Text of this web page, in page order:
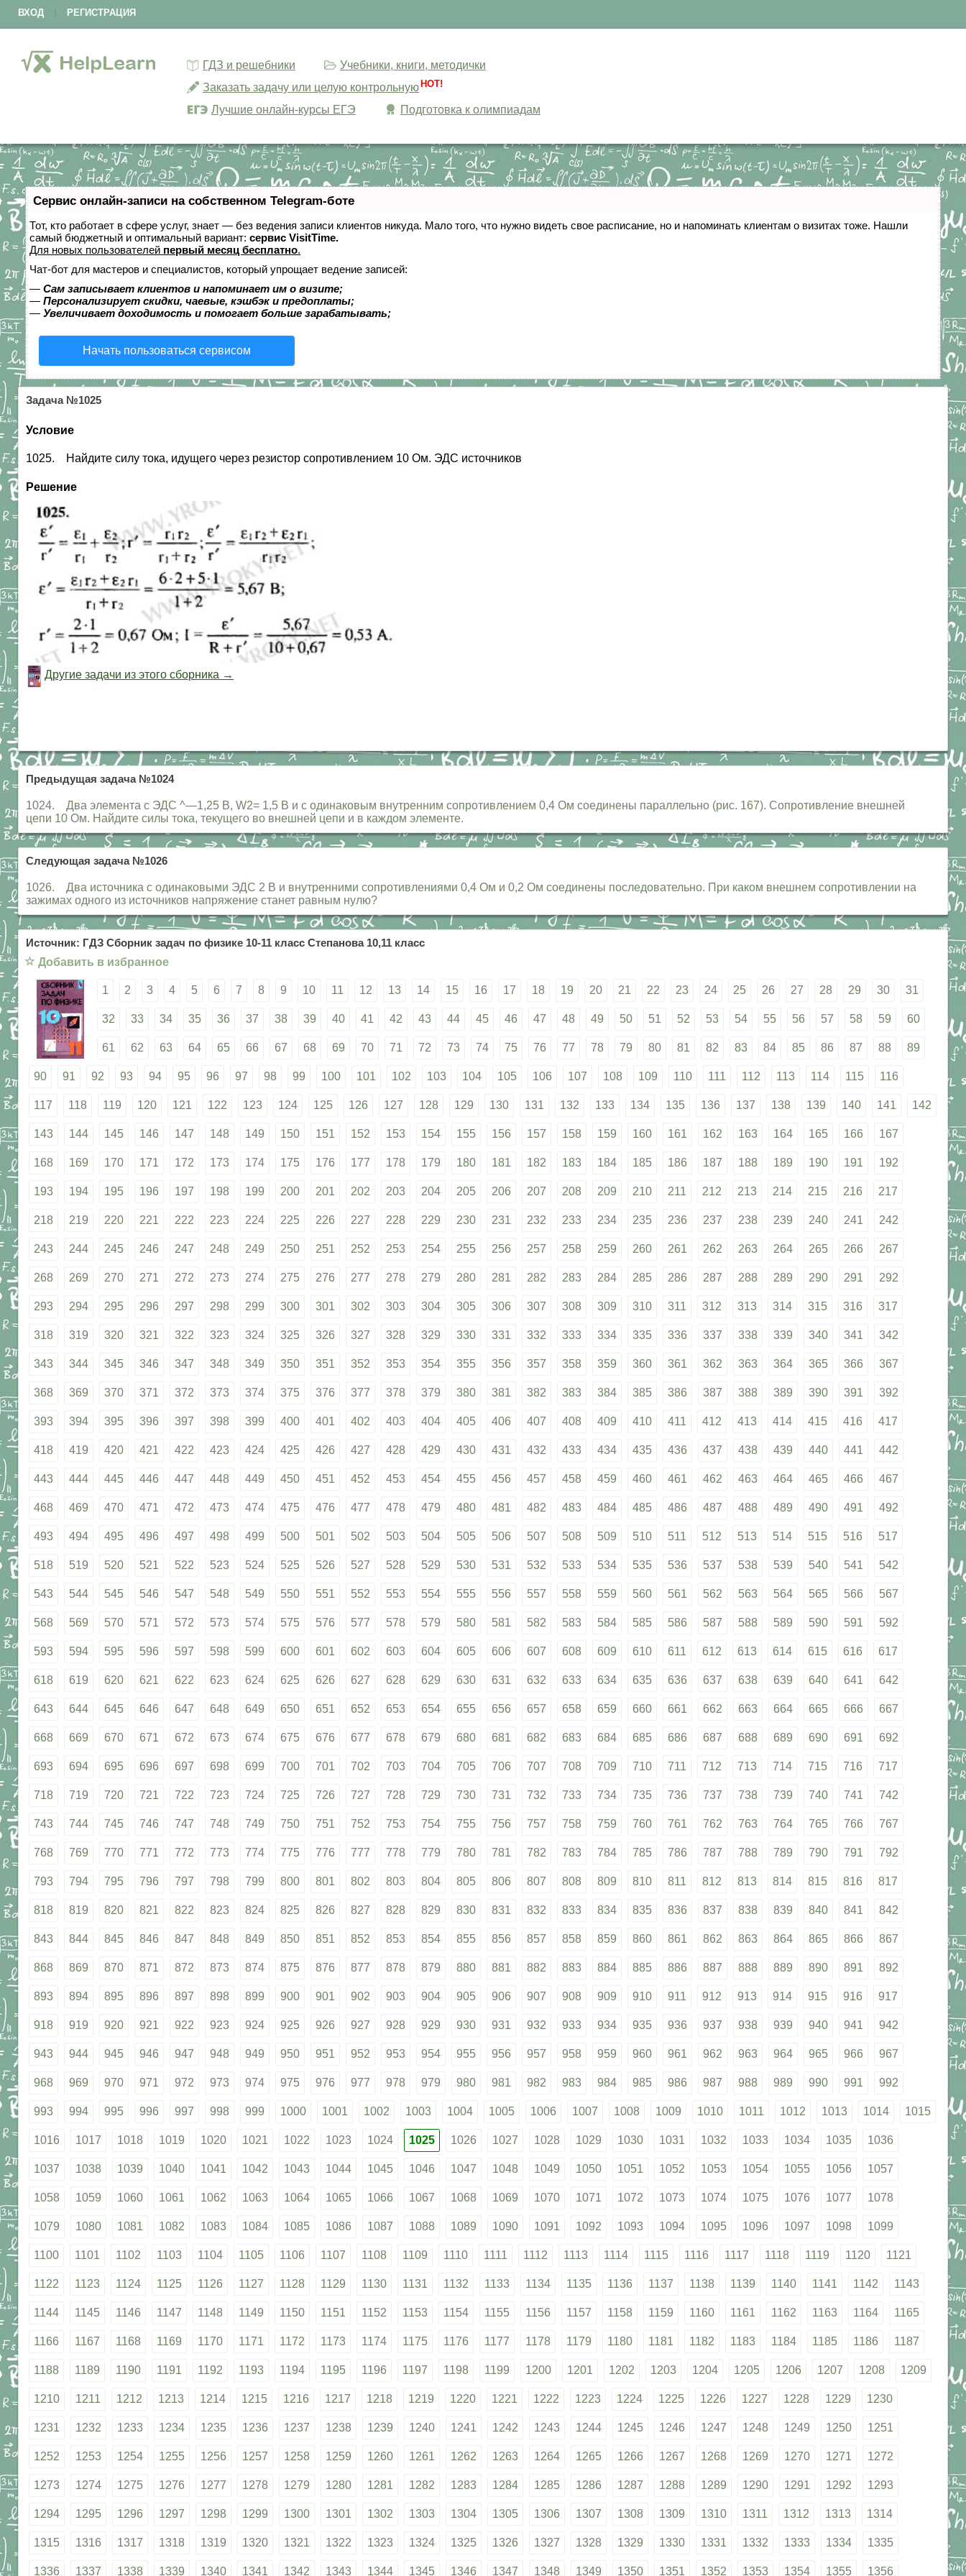
ВХОД РЕГИСТРАЦИЯ
ГДЗ и решебники
Учебники, книги, методички
Заказать задачу или целую контрольную HOT!
Лучшие онлайн-курсы ЕГЭ Подготовка к олимпиадам
Сервис онлайн-записи на собственном Telegram-боте
Тот, кто работает в сфере услуг, знает — без ведения записи клиентов никуда. Мало того, что нужно видеть свое расписание, но и напоминать клиентам о визитах тоже. Нашли
самый бюджетный и оптимальный вариант: сервис VisitTime.
Для новых пользователей первый месяц бесплатно.
Чат-бот для мастеров и специалистов, который упрощает ведение записей:
— Сам записывает клиентов и напоминает им о визите;
— Персонализирует скидки, чаевые, кэшбэк и предоплаты;
— Увеличивает доходимость и помогает больше зарабатывать;
Начать пользоваться сервисом
Задача №1025
Условие
1025. Найдите силу тока, идущего через резистор сопротивлением 10 Ом. ЭДС источников
Решение
Другие задачи из этого сборника →
Предыдущая задача №1024
1024. Два элемента с ЭДС ^—1,25 В, W2= 1,5 В и с одинаковым внутренним сопротивлением 0,4 Ом соединены параллельно (рис. 167). Сопротивление внешней
цепи 10 Ом. Найдите силы тока, текущего во внешней цепи и в каждом элементе.
Следующая задача №1026
1026. Два источника с одинаковыми ЭДС 2 В и внутренними сопротивлениями 0,4 Ом и 0,2 Ом соединены последовательно. При каком внешнем сопротивлении на
зажимах одного из источников напряжение станет равным нулю?
Источник: ГДЗ Сборник задач по физике 10-11 класс Степанова 10,11 класс
☆ Добавить в избранное
1 2 3 4 5 6 7 8 9 10 11 12 13 14 15 16 17 18 19 20 21 22 23 24 25 26 27 28 29 30 31
32 33 34 35 36 37 38 39 40 41 42 43 44 45 46 47 48 49 50 51 52 53 54 55 56 57 58 59 60
61 62 63 64 65 66 67 68 69 70 71 72 73 74 75 76 77 78 79 80 81 82 83 84 85 86 87 88 89
90 91 92 93 94 95 96 97 98 99 100 101 102 103 104 105 106 107 108 109 110 111 112 113 114 115 116
117 118 119 120 121 122 123 124 125 126 127 128 129 130 131 132 133 134 135 136 137 138 139 140 141 142
143 144 145 146 147 148 149 150 151 152 153 154 155 156 157 158 159 160 161 162 163 164 165 166 167
168 169 170 171 172 173 174 175 176 177 178 179 180 181 182 183 184 185 186 187 188 189 190 191 192
193 194 195 196 197 198 199 200 201 202 203 204 205 206 207 208 209 210 211 212 213 214 215 216 217
218 219 220 221 222 223 224 225 226 227 228 229 230 231 232 233 234 235 236 237 238 239 240 241 242
243 244 245 246 247 248 249 250 251 252 253 254 255 256 257 258 259 260 261 262 263 264 265 266 267
268 269 270 271 272 273 274 275 276 277 278 279 280 281 282 283 284 285 286 287 288 289 290 291 292
293 294 295 296 297 298 299 300 301 302 303 304 305 306 307 308 309 310 311 312 313 314 315 316 317
318 319 320 321 322 323 324 325 326 327 328 329 330 331 332 333 334 335 336 337 338 339 340 341 342
343 344 345 346 347 348 349 350 351 352 353 354 355 356 357 358 359 360 361 362 363 364 365 366 367
368 369 370 371 372 373 374 375 376 377 378 379 380 381 382 383 384 385 386 387 388 389 390 391 392
393 394 395 396 397 398 399 400 401 402 403 404 405 406 407 408 409 410 411 412 413 414 415 416 417
418 419 420 421 422 423 424 425 426 427 428 429 430 431 432 433 434 435 436 437 438 439 440 441 442
443 444 445 446 447 448 449 450 451 452 453 454 455 456 457 458 459 460 461 462 463 464 465 466 467
468 469 470 471 472 473 474 475 476 477 478 479 480 481 482 483 484 485 486 487 488 489 490 491 492
493 494 495 496 497 498 499 500 501 502 503 504 505 506 507 508 509 510 511 512 513 514 515 516 517
518 519 520 521 522 523 524 525 526 527 528 529 530 531 532 533 534 535 536 537 538 539 540 541 542
543 544 545 546 547 548 549 550 551 552 553 554 555 556 557 558 559 560 561 562 563 564 565 566 567
568 569 570 571 572 573 574 575 576 577 578 579 580 581 582 583 584 585 586 587 588 589 590 591 592
593 594 595 596 597 598 599 600 601 602 603 604 605 606 607 608 609 610 611 612 613 614 615 616 617
618 619 620 621 622 623 624 625 626 627 628 629 630 631 632 633 634 635 636 637 638 639 640 641 642
643 644 645 646 647 648 649 650 651 652 653 654 655 656 657 658 659 660 661 662 663 664 665 666 667
668 669 670 671 672 673 674 675 676 677 678 679 680 681 682 683 684 685 686 687 688 689 690 691 692
693 694 695 696 697 698 699 700 701 702 703 704 705 706 707 708 709 710 711 712 713 714 715 716 717
718 719 720 721 722 723 724 725 726 727 728 729 730 731 732 733 734 735 736 737 738 739 740 741 742
743 744 745 746 747 748 749 750 751 752 753 754 755 756 757 758 759 760 761 762 763 764 765 766 767
768 769 770 771 772 773 774 775 776 777 778 779 780 781 782 783 784 785 786 787 788 789 790 791 792
793 794 795 796 797 798 799 800 801 802 803 804 805 806 807 808 809 810 811 812 813 814 815 816 817
818 819 820 821 822 823 824 825 826 827 828 829 830 831 832 833 834 835 836 837 838 839 840 841 842
843 844 845 846 847 848 849 850 851 852 853 854 855 856 857 858 859 860 861 862 863 864 865 866 867
868 869 870 871 872 873 874 875 876 877 878 879 880 881 882 883 884 885 886 887 888 889 890 891 892
893 894 895 896 897 898 899 900 901 902 903 904 905 906 907 908 909 910 911 912 913 914 915 916 917
918 919 920 921 922 923 924 925 926 927 928 929 930 931 932 933 934 935 936 937 938 939 940 941 942
943 944 945 946 947 948 949 950 951 952 953 954 955 956 957 958 959 960 961 962 963 964 965 966 967
968 969 970 971 972 973 974 975 976 977 978 979 980 981 982 983 984 985 986 987 988 989 990 991 992
993 994 995 996 997 998 999 1000 1001 1002 1003 1004 1005 1006 1007 1008 1009 1010 1011 1012 1013 1014 1015
1016 1017 1018 1019 1020 1021 1022 1023 1024 1025 1026 1027 1028 1029 1030 1031 1032 1033 1034 1035 1036
1037 1038 1039 1040 1041 1042 1043 1044 1045 1046 1047 1048 1049 1050 1051 1052 1053 1054 1055 1056 1057
1058 1059 1060 1061 1062 1063 1064 1065 1066 1067 1068 1069 1070 1071 1072 1073 1074 1075 1076 1077 1078
1079 1080 1081 1082 1083 1084 1085 1086 1087 1088 1089 1090 1091 1092 1093 1094 1095 1096 1097 1098 1099
1100 1101 1102 1103 1104 1105 1106 1107 1108 1109 1110 1111 1112 1113 1114 1115 1116 1117 1118 1119 1120 1121
1122 1123 1124 1125 1126 1127 1128 1129 1130 1131 1132 1133 1134 1135 1136 1137 1138 1139 1140 1141 1142 1143
1144 1145 1146 1147 1148 1149 1150 1151 1152 1153 1154 1155 1156 1157 1158 1159 1160 1161 1162 1163 1164 1165
1166 1167 1168 1169 1170 1171 1172 1173 1174 1175 1176 1177 1178 1179 1180 1181 1182 1183 1184 1185 1186 1187
1188 1189 1190 1191 1192 1193 1194 1195 1196 1197 1198 1199 1200 1201 1202 1203 1204 1205 1206 1207 1208 1209
1210 1211 1212 1213 1214 1215 1216 1217 1218 1219 1220 1221 1222 1223 1224 1225 1226 1227 1228 1229 1230
1231 1232 1233 1234 1235 1236 1237 1238 1239 1240 1241 1242 1243 1244 1245 1246 1247 1248 1249 1250 1251
1252 1253 1254 1255 1256 1257 1258 1259 1260 1261 1262 1263 1264 1265 1266 1267 1268 1269 1270 1271 1272
1273 1274 1275 1276 1277 1278 1279 1280 1281 1282 1283 1284 1285 1286 1287 1288 1289 1290 1291 1292 1293
1294 1295 1296 1297 1298 1299 1300 1301 1302 1303 1304 1305 1306 1307 1308 1309 1310 1311 1312 1313 1314
1315 1316 1317 1318 1319 1320 1321 1322 1323 1324 1325 1326 1327 1328 1329 1330 1331 1332 1333 1334 1335
1336 1337 1338 1339 1340 1341 1342 1343 1344 1345 1346 1347 1348 1349 1350 1351 1352 1353 1354 1355 1356